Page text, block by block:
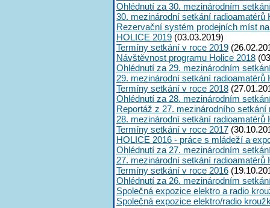
Ohlédnutí za 30. mezinárodním
30. mezinárodní setkání radioamatérů
Rezervační systém prodejních míst
HOLICE 2019 (03.03.2019)
Termíny setkání v roce 2019
Návštěvnost programu Holice 2018
Ohlédnutí za 29. mezinárodním
29. mezinárodní setkání radioamatérů
Termíny setkání v roce 2018
Ohlédnutí za 28. mezinárodním
Reportáž z 27. mezinárodního setkání
28. mezinárodní setkání radioamatérů
Termíny setkání v roce 2017
HOLICE 2016 - práce s mládeží a
Ohlédnutí za 27. mezinárodním
27. mezinárodní setkání radioamatérů
Termíny setkání v roce 2016
Ohlédnutí za 26. mezinárodním
Společná expozice elektro a radio
Společná expozice elektro/radio